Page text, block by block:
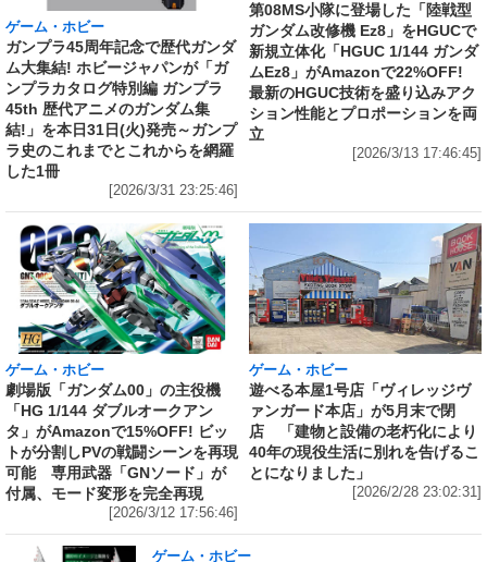
ゲーム・ホビー
ガンプラ45周年記念で歴代ガンダ
ム大集結! ホビージャパンが「ガ
ンプラカタログ特別編 ガンプラ
45th 歴代アニメのガンダム集
結!」を本日31日(火)発売～ガンプ
ラ史のこれまでとこれからを網羅
した1冊
[2026/3/31 23:25:46]
第08MS小隊に登場した「陸戦型
ガンダム改修機 Ez8」をHGUCで
新規立体化「HGUC 1/144 ガンダ
ムEz8」がAmazonで22%OFF!
最新のHGUC技術を盛り込みアク
ション性能とプロポーションを両
立
[2026/3/13 17:46:45]
ゲーム・ホビー
劇場版「ガンダム00」の主役機
「HG 1/144 ダブルオークアン
タ」がAmazonで15%OFF! ビッ
トが分割しPVの戦闘シーンを再現
可能 専用武器「GNソード」が
付属、モード変形を完全再現
[2026/3/12 17:56:46]
ゲーム・ホビー
遊べる本屋1号店「ヴィレッジヴ
ァンガード本店」が5月末で閉
店 「建物と設備の老朽化により
40年の現役生活に別れを告げるこ
とになりました」
[2026/2/28 23:02:31]
ゲーム・ホビー